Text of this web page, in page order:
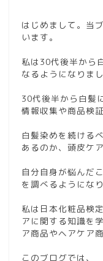
はじめまして。当
います。
私は30代後半から
なるようになりまし
30代後半から白髪
情報収集や商品検
白髪染めを続ける
あるのか、頭皮ケ
自分自身が悩んだ
を調べるようになり
私は日本化粧品検
アに関する知識を
ア商品やヘアケア
このブログでは、